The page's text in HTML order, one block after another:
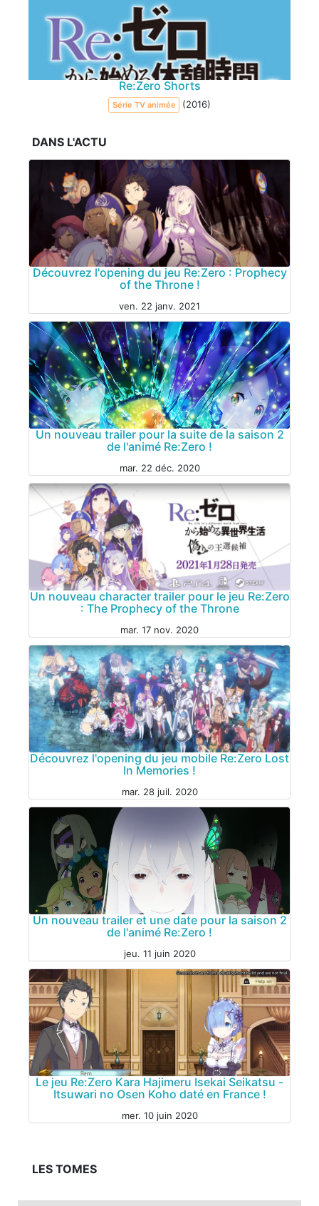
Re:Zero Shorts
Série TV animée (2016)
DANS L'ACTU
Découvrez l'opening du jeu Re:Zero : Prophecy
of the Throne !
ven. 22 janv. 2021
ANIME
Un nouveau trailer pour la suite de la saison 2
de l'animé Re:Zero !
mar. 22 déc. 2020
Un nouveau character trailer pour le jeu Re:Zero
: The Prophecy of the Throne
mar. 17 nov. 2020
Découvrez l'opening du jeu mobile Re:Zero Lost
In Memories !
mar. 28 juil. 2020
ANIME
Un nouveau trailer et une date pour la saison 2
de l'animé Re:Zero !
jeu. 11 juin 2020
JEU VIDÉO
Le jeu Re:Zero Kara Hajimeru Isekai Seikatsu -
Itsuwari no Osen Koho daté en France !
mer. 10 juin 2020
LES TOMES